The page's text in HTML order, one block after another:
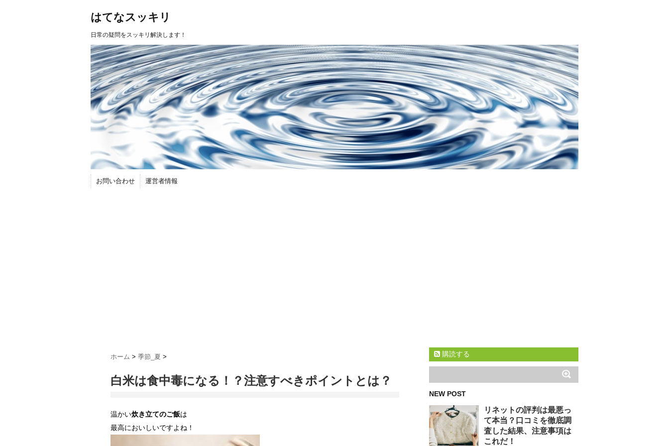
はてなスッキリ
日常の疑問をスッキリ解決します！
お問い合わせ 運営者情報
ホーム > 季節_夏 >
白米は食中毒になる！？注意すべきポイントとは？
温かい炊き立てのご飯は
最高においしいですよね！
購読する
NEW POST
リネットの評判は最悪っ
て本当？口コミを徹底調
査した結果、注意事項は
これだ！